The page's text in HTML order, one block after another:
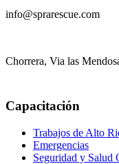
info@sprarescue.com
Chorrera, Via las
Capacitación
Trabajos de Alto
Emergencias
Seguridad y Salud